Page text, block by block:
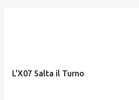
L'X07 Salta il Turno